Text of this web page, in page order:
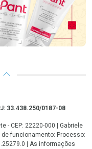
33.438.250/0187-08
- CEP: 22220-000 | Gabriele
de funcionamento: Processo:
| As informações